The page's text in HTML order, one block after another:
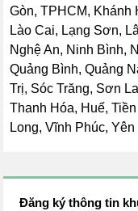
Gòn, TPHCM, Khánh
Lào Cai, Lạng Sơn,
Nghệ An, Ninh Bình,
Quảng Bình, Quảng
Trị, Sóc Trăng, Sơn
Thanh Hóa, Huế,
Long, Vĩnh Phúc, Yên
Đăng ký thông tin